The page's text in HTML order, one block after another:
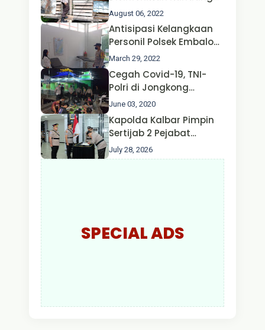
Ternak Kambing warga
Oleh Satgas Ops Aman
Nusa II Polda Kalbar*
August 06, 2022
Antisipasi Kelangkaan
Personil Polsek Embaloh
Hulu Gencar Lakukan
Pengecekan Oksigen
March 29, 2022
Cegah Covid-19, TNI-
Polri di Jongkong
Himbau Masyarakat
Jangan Kumpul Hinga
Larut Malam.
June 03, 2020
Kapolda Kalbar Pimpin
Sertijab 2 Pejabat
Utama dan 7 Kapolres,
AKBP Wisnu Perdana
July 28, 2026
SPECIAL ADS